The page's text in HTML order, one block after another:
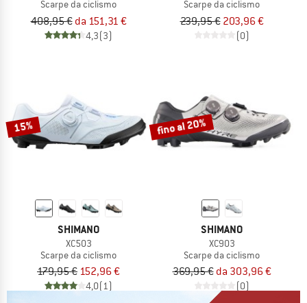
Scarpe da ciclismo
408,95 € da 151,31 €
4,3(3)
Scarpe da ciclismo
239,95 € 203,96 €
(0)
15%
SHIMANO
XC503
Scarpe da ciclismo
179,95 € 152,96 €
4,0(1)
fino al 20%
SHIMANO
XC903
Scarpe da ciclismo
369,95 € da 303,96 €
(0)